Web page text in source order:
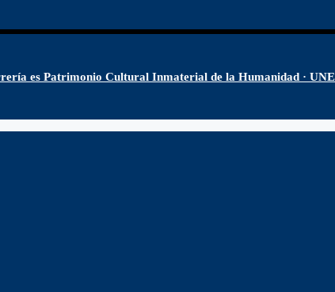
es Patrimonio Cultural Inmaterial de la Humanidad ·